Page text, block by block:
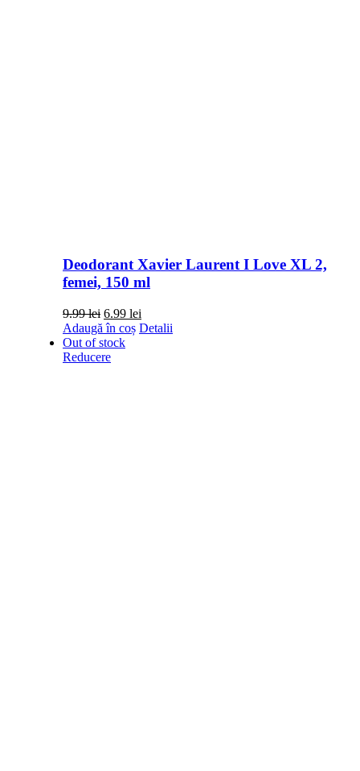
Deodorant Xavier Laurent I Love XL 2,
femei, 150 ml
9.99lei Prețul
inițial
a
fost:
6.99 leiPrețul
curent
Adaugă în coș Detalii
Out of stock
Reducere